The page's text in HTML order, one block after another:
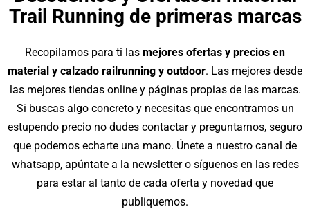
Trail Running de primeras marcas
Recopilamos para ti las mejores ofertas y precios en
material y calzado railrunning y outdoor. Las mejores desde
las mejores tiendas online y páginas propias de las marcas.
Si buscas algo concreto y necesitas que encontramos un
estupendo precio no dudes contactar y preguntarnos, seguro
que podemos echarte una mano. Únete a nuestro canal de
whatsapp, apúntate a la newsletter o síguenos en las redes
para estar al tanto de cada oferta y novedad que
publiquemos.